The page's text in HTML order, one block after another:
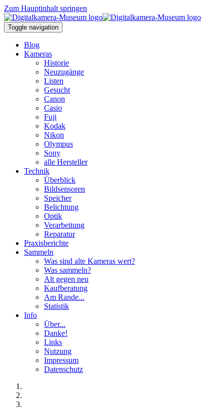
Zum Hauptinhalt springen
Toggle navigation
Blog
Kameras
Historie
Neuzugänge
Listen
Gesucht
Canon
Casio
Fuji
Kodak
Nikon
Olympus
Sony
alle Hersteller
Technik
Überblick
Bildsensoren
Speicher
Belichtung
Optik
Verarbeitung
Reparatur
Praxisberichte
Sammeln
Was sind alte Kameras wert?
Was sammeln?
Alt gegen neu
Kaufberatung
Am Rande...
Statistik
Info
Über...
Danke!
Links
Nutzung
Impressum
Datenschutz